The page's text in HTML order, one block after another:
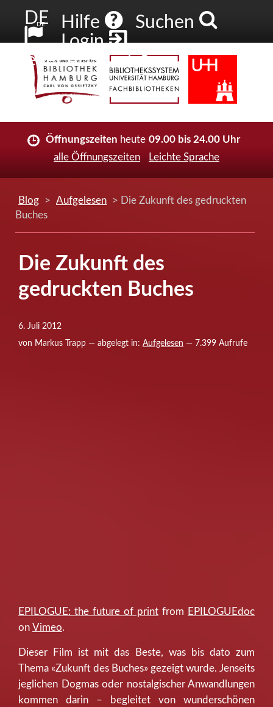
DE
DE Hilfe
Suchen
Login
Neuer Account
Öffnungszeiten heute 09.00 bis 24.00 Uhr
alle Öffnungszeiten
Leichte Sprache
Blog > Aufgelesen
> Die Zukunft des gedruckten
Buches
Die Zukunft des
gedruckten Buches
6. Juli 2012
von Markus Trapp — abgelegt in: Aufgelesen — 7.399 Aufrufe
EPILOGUE: the future of print from EPILOGUEdoc
on Vimeo.
Dieser Film ist mit das Beste, was bis dato zum
Thema «Zukunft des Buches» gezeigt wurde. Jenseits
jeglichen Dogmas oder nostalgischer Anwandlungen
kommen darin – begleitet von wunderschönen